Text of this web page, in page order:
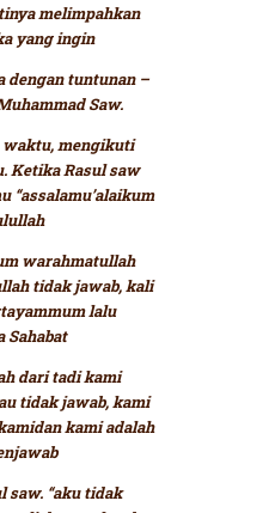
melimpahkan
yang ingin
dengan tuntunan –
Saw.
mengikuti
Ketika Rasul saw
“assalamu’alaikum
warahmatullah
tidak jawab, kali
lalu
Sahabat
dari tadi kami
tidak jawab, kami
kami adalah
saw. “aku tidak